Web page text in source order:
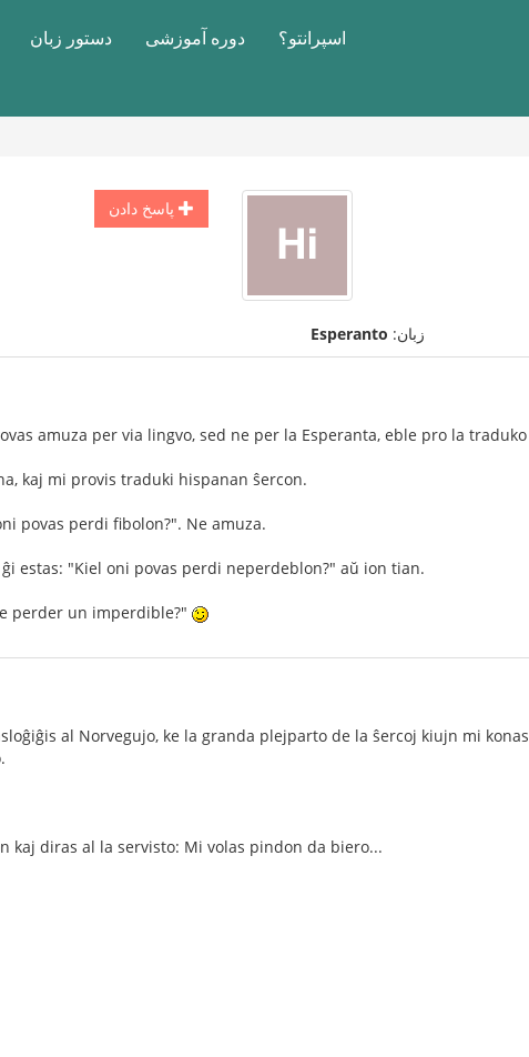
اسپرانتو؟ دوره آموزشی دستور زبان
پاسخ دادن
زبان: Esperanto
amuza per via lingvo, sed ne per la Esperanta, eble pro la
kaj mi provis traduki hispanan ŝercon.
povas perdi fibolon?". Ne amuza.
estas: "Kiel oni povas perdi neperdeblon?" aŭ ion tian.
perder un imperdible?"
al Norvegujo, ke la granda plejparto de la ŝercoj kiujn mi
kaj diras al la servisto: Mi volas pindon da biero...